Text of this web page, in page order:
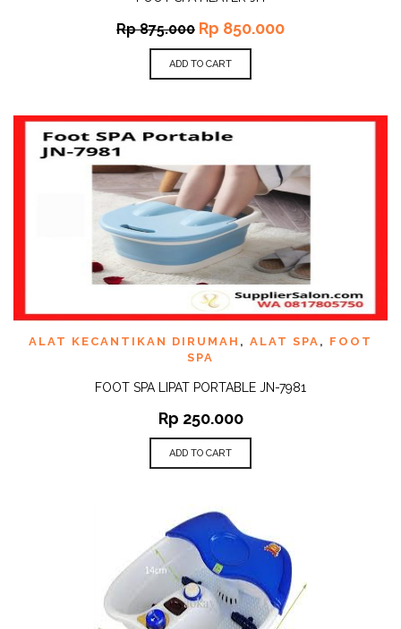
Rp875.000 Rp 850.000
ADD TO CART
ALAT KECANTIKAN DIRUMAH , ALAT SPA , FOOT
SPA
FOOT SPA LIPAT PORTABLE JN-7981
Rp 250.000
ADD TO CART